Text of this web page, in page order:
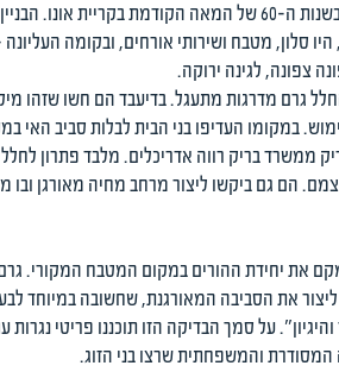
לפני קצת יותר מעשור רכשו בני זוג בבניין שתכנן אדריכל ישראל לוטן
איתם. בקומה התחתונה של הדופלקס, ששטחו כ-130 מ"ר, היו סלון, מטבח
צפונה, לגינה ירוקה.
גרם מדרגות מתעגל. בדיעבד הם חשו שזהו
ממשרד בריק רווה אדריכלים. מלבד פתרון
גם ביקשו ליצור מרחב מחיה מאורגן ובו
את יחידת ההורים במקום המטבח המקורי.
ליצור את הסביבה המאורגנת, שחשובה במיוחד
על סמך הבדיקה הזו תוכננו פריטי נגרות
המסודרת והמשפחתית שרצו בני הזוג.